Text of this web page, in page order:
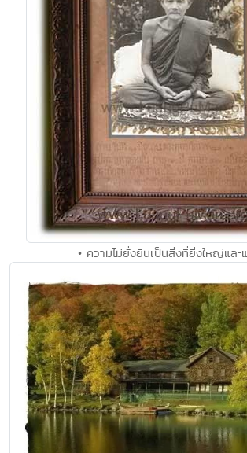
• ความไม่ยั่งยืนเป็นสิ่งที่ยิ่งใหญ่และ